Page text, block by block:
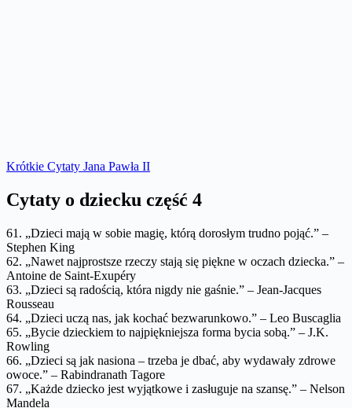
Krótkie Cytaty Jana Pawła II
Cytaty o dziecku część 4
61. „Dzieci mają w sobie magię, którą dorosłym trudno pojąć.” –
Stephen King
62. „Nawet najprostsze rzeczy stają się piękne w oczach dziecka.” –
Antoine de Saint-Exupéry
63. „Dzieci są radością, która nigdy nie gaśnie.” – Jean-Jacques
Rousseau
64. „Dzieci uczą nas, jak kochać bezwarunkowo.” – Leo Buscaglia
65. „Bycie dzieckiem to najpiękniejsza forma bycia sobą.” – J.K.
Rowling
66. „Dzieci są jak nasiona – trzeba je dbać, aby wydawały zdrowe
owoce.” – Rabindranath Tagore
67. „Każde dziecko jest wyjątkowe i zasługuje na szansę.” – Nelson
Mandela